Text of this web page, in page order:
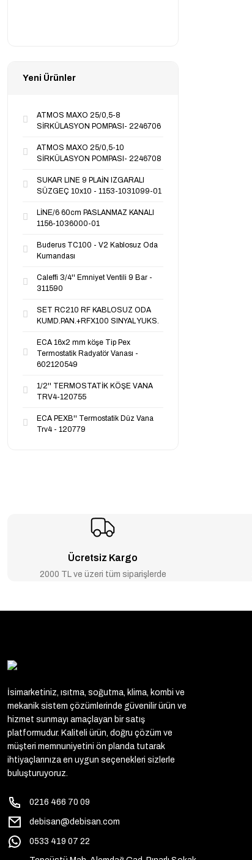
Yeni Ürünler
ATMOS MAXO 25/0,5-8
SİRKÜLASYON POMPASI- 2246706
ATMOS MAXO 25/0,5-10
SİRKÜLASYON POMPASI- 2246708
SUKAR LINE 9 PLAİN IZGARALI
SÜZGEÇ 10x10 - 1153-1031099-01
LİNE/6 60cm PASLANMAZ KANALI
1156-1036000-01
Buderus TC100 - V2 Kablosuz Oda
Kumandası
Caleffi 3/4'' Emniyet Ventili 9 Bar -
311590
SET RC210 RF KABLOSUZ ODA
KUMD.PAN.+RFX100 SINYAL YUKS.
ECA 16x2 mm köşe Tip Pex
Termostatik Radyatör Vanası -
602120549
1/2'' TERMOSTATİK KÖŞE VANA
TRV4-120755
ECA PEXB'' Termostatik Düz Vana
Trv4 - 120779
Ücretsiz Kargo
2000 TL ve üzeri tüm siparişlerde
İsimarketiniz, ısıtma, soğutma, klima, kombi ve
mekanik sistem çözümlerinde güvenilir ürün ve
hizmet sunmayı amaçlayan bir satış
platformudur. Kaliteli ürün, doğru çözüm ve
müşteri memnuniyetini ön planda tutarak
ihtiyaçlarınıza en uygun seçenekleri sizlerle
buluşturuyoruz.
0216 466 70 09
debisan@debisan.com
0533 419 07 22